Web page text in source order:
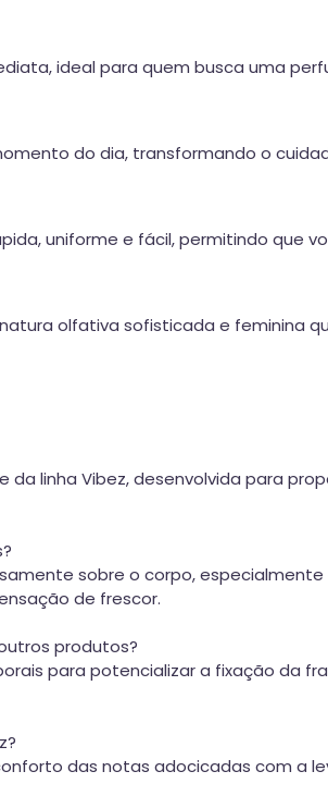
ideal para quem busca uma
do dia, transformando o
uniforme e fácil, permitindo que
olfativa sofisticada e feminina
da linha Vibez, desenvolvida para
sobre o corpo,
de frescor.
produtos?
para potencializar a fixação da
das notas adocicadas com a